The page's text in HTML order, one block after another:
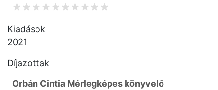
Kiadások
2021
Díjazottak
Orbán Cintia Mérlegképes könyvelő